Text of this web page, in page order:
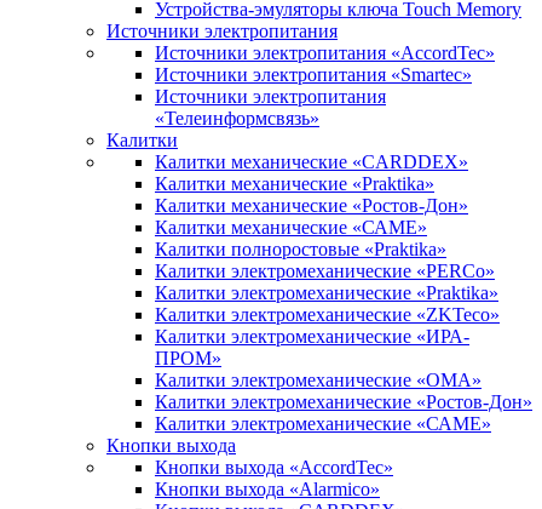
Устройства-эмуляторы ключа Touch Memory
Источники электропитания
Источники электропитания «AccordTec»
Источники электропитания «Smartec»
Источники электропитания
«Телеинформсвязь»
Калитки
Калитки механические «CARDDEX»
Калитки механические «Praktika»
Калитки механические «Ростов-Дон»
Калитки механические «САМЕ»
Калитки полноростовые «Praktika»
Калитки электромеханические «PERCo»
Калитки электромеханические «Praktika»
Калитки электромеханические «ZKTeco»
Калитки электромеханические «ИРА-
ПРОМ»
Калитки электромеханические «ОМА»
Калитки электромеханические «Ростов-Дон»
Калитки электромеханические «САМЕ»
Кнопки выхода
Кнопки выхода «AccordTec»
Кнопки выхода «Alarmico»